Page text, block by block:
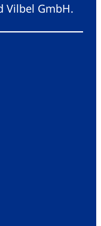
Vilbel GmbH.